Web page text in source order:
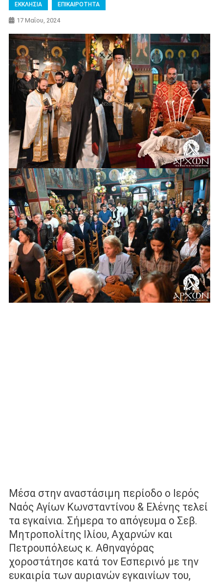
ΕΚΚΛΗΣΙΑ ΕΠΙΚΑΙΡΟΤΗΤΑ
17 Μαΐου, 2024
Μέσα στην αναστάσιμη περίοδο ο Ιερός
Ναός Αγίων Κωνσταντίνου & Ελένης τελεί
τα εγκαίνια. Σήμερα το απόγευμα ο Σεβ.
Μητροπολίτης Ιλίου, Αχαρνών και
Πετρουπόλεως κ. Αθηναγόρας
χοροστάτησε κατά τον Εσπερινό με την
ευκαιρία των αυριανών εγκαινίων του,